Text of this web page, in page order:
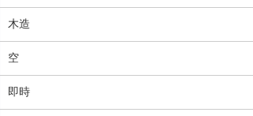
木造
空
即時